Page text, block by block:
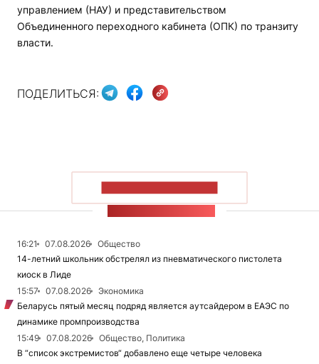
управлением (НАУ) и представительством
Объединенного переходного кабинета (ОПК) по транзиту
власти.
ПОДЕЛИТЬСЯ:
16:21 07.08.2026
Общество
14-летний школьник обстрелял из пневматического пистолета
киоск в Лиде
15:57
07.08.2026
Экономика
Беларусь пятый месяц подряд является аутсайдером в ЕАЭС по
динамике промпроизводства
15:49
07.08.2026
Общество, Политика
В “список экстремистов“ добавлено еще четыре человека